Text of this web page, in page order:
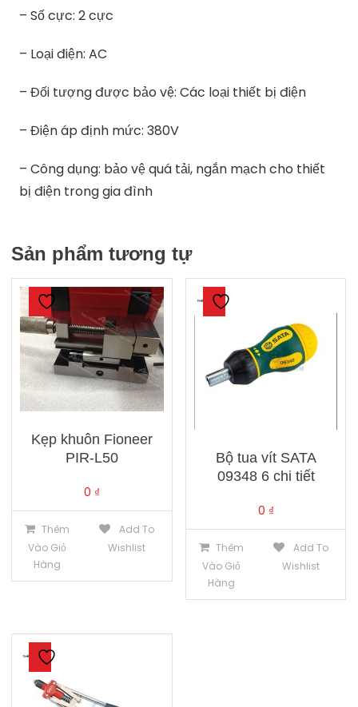
– Số cực: 2 cực
– Loại điện: AC
– Đối tượng được bảo vệ: Các loại thiết bị điện
– Điện áp định mức: 380V
– Công dụng: bảo vệ quá tải, ngắn mạch cho thiết
bị điện trong gia đình
Sản phẩm tương tự
Kẹp khuôn Fioneer
PIR-L50
0 ₫
Thêm
Vào Giỏ
Hàng
Add To
Wishlist
Bộ tua vít SATA
09348 6 chi tiết
0 ₫
Thêm
Vào Giỏ
Hàng
Add To
Wishlist